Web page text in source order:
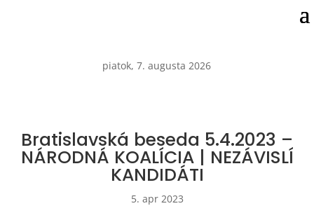
piatok, 7. augusta 2026
Bratislavská beseda 5.4.2023 –
NÁRODNÁ KOALÍCIA | NEZÁVISLÍ
KANDIDÁTI
5. apr 2023